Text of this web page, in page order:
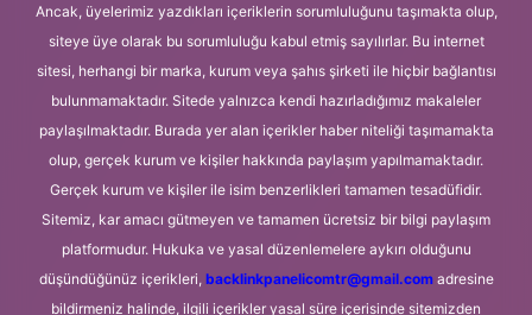
Ancak, üyelerimiz yazdıkları içeriklerin sorumluluğunu taşımakta olup,
siteye üye olarak bu sorumluluğu kabul etmiş sayılırlar. Bu internet
sitesi, herhangi bir marka, kurum veya şahıs şirketi ile hiçbir bağlantısı
bulunmamaktadır. Sitede yalnızca kendi hazırladığımız makaleler
paylaşılmaktadır. Burada yer alan içerikler haber niteliği taşımamakta
olup, gerçek kurum ve kişiler hakkında paylaşım yapılmamaktadır.
Gerçek kurum ve kişiler ile isim benzerlikleri tamamen tesadüfidir.
Sitemiz, kar amacı gütmeyen ve tamamen ücretsiz bir bilgi paylaşım
platformudur. Hukuka ve yasal düzenlemelere aykırı olduğunu
düşündüğünüz içerikleri, backlinkpanelicomtr@gmail.comadresine
bildirmeniz halinde, ilgili içerikler yasal süre içerisinde sitemizden